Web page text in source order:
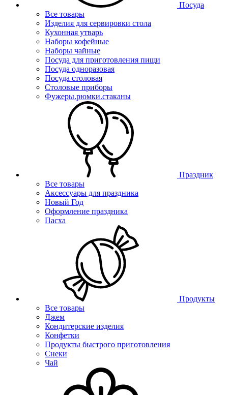
Посуда
Все товары
Изделия для сервировки стола
Кухонная утварь
Наборы кофейные
Наборы чайные
Посуда для приготовления пищи
Посуда одноразовая
Посуда столовая
Столовые приборы
Фужеры.рюмки.стаканы
Праздник
Все товары
Аксессуары для праздника
Новый Год
Оформление праздника
Пасха
Продукты
Все товары
Джем
Кондитерские изделия
Конфетки
Продукты быстрого приготовления
Снеки
Чай